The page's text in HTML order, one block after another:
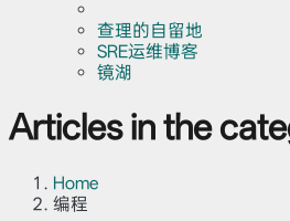
查理的自留地
SRE运维博客
镜湖
Articles in the
Home
编程